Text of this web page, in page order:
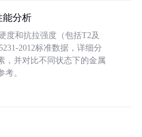
能分析
度和抗拉强度（包括T2及
2012标准数据，详细分
，并对比不同状态下的金属
。